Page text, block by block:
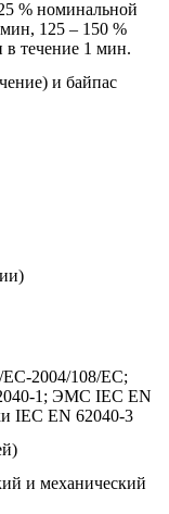
% номинальной
125 – 150 %
течение 1 мин.
и байпас
2004/108/EC;
1; ЭМС IEC EN
IEC EN 62040-3
и механический